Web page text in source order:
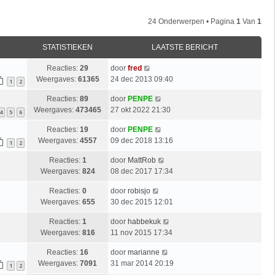
24 Onderwerpen • Pagina 1 Van 1
STATISTIEKEN LAATSTE BERICHT
1 2
Reacties: 29
Weergaves: 61365
door fred
24 dec 2013 09:40
4 5 6
Reacties: 89
Weergaves: 473465
door PENPE
27 okt 2022 21:30
1 2
Reacties: 19
Weergaves: 4557
door PENPE
09 dec 2018 13:16
Reacties: 1
Weergaves: 824
door MattRob
08 dec 2017 17:34
Reacties: 0
Weergaves: 655
door robisjo
30 dec 2015 12:01
Reacties: 1
Weergaves: 816
door habbekuk
11 nov 2015 17:34
1 2
Reacties: 16
Weergaves: 7091
door marianne
31 mar 2014 20:19